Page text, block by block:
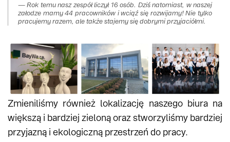
Rok temu nasz zespół liczył 16 osób. Dziś natomiast, w naszej
załodze mamy 44 pracowników i wciąź się rozwijamy! Nie tylko
pracujemy razem, ale także stajemy się dobrymi przyjaciółmi.
Zmieniliśmy również lokalizację naszego biura na
większą i bardziej zieloną oraz stworzyliśmy bardziej
przyjazną i ekologiczną przestrzeń do pracy.